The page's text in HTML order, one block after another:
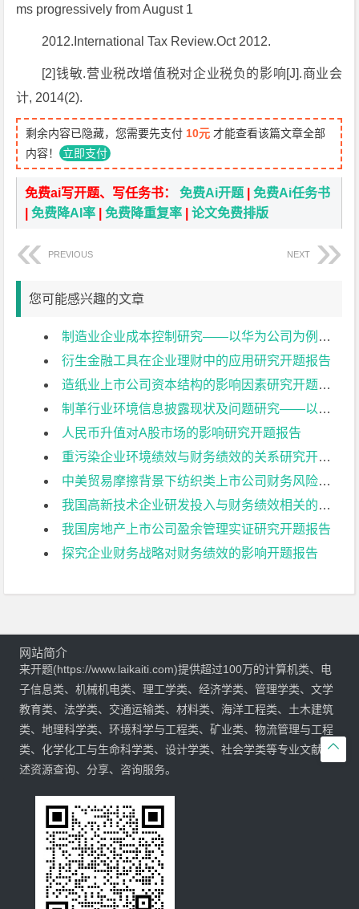
ms progressively from August 1
2012.International Tax Review.Oct 2012.
[2]钱敏.营业税改增值税对企业税负的影响[J].商业会
计, 2014(2).
剩余内容已隐藏，您需要先支付 10元 才能查看该篇文章全部
内容！ 立即支付
免费ai写开题、写任务书：免费Ai开题 |免费Ai任务书
|免费降AI率 |免费降重复率 |论文免费排版
PREVIOUS NEXT
您可能感兴趣的文章
制造业企业成本控制研究——以华为公司为例开题报告
衍生金融工具在企业理财中的应用研究开题报告
造纸业上市公司资本结构的影响因素研究开题报告
制革行业环境信息披露现状及问题研究——以兴业皮革科技股份有限公司为例开题报告
人民币升值对A股市场的影响研究开题报告
重污染企业环境绩效与财务绩效的关系研究开题报告
中美贸易摩擦背景下纺织类上市公司财务风险控制研究:以华孚时尚为例开题报告
我国高新技术企业研发投入与财务绩效相关的影响因素分析——基于创业板上市公司的数据开题报告
我国房地产上市公司盈余管理实证研究开题报告
探究企业财务战略对财务绩效的影响开题报告

网站简介
来开题(https://www.laikaiti.com)提供超过100万的计算机类、电
子信息类、机械机电类、理工学类、经济学类、管理学类、文学
教育类、法学类、交通运输类、材料类、海洋工程类、土木建筑
类、地理科学类、环境科学与工程类、矿业类、物流管理与工程
类、化学化工与生命科学类、设计学类、社会学类等专业文献综
述资源查询、分享、咨询服务。